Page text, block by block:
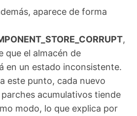
aparece de forma
,
que el almacén de
en un estado inconsistente.
este punto, cada nuevo
acumulativos tiende
modo, lo que explica por